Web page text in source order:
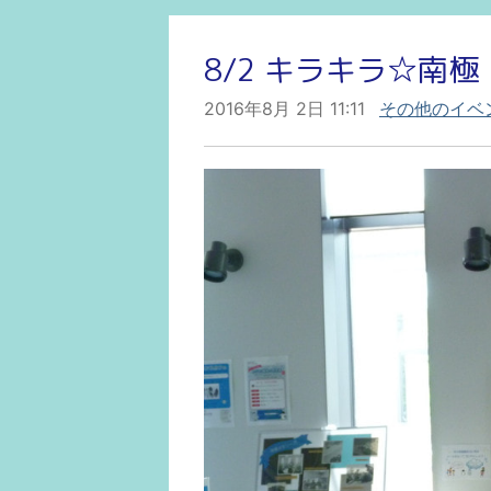
8/2 キラキラ☆南極
2016年8月 2日 11:11 その他のイベ